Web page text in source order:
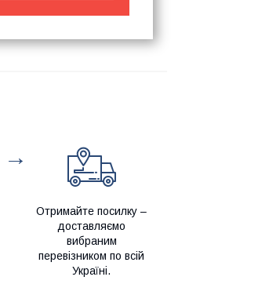
→
Отримайте посилку –
доставляємо
вибраним
перевізником по всій
Україні.